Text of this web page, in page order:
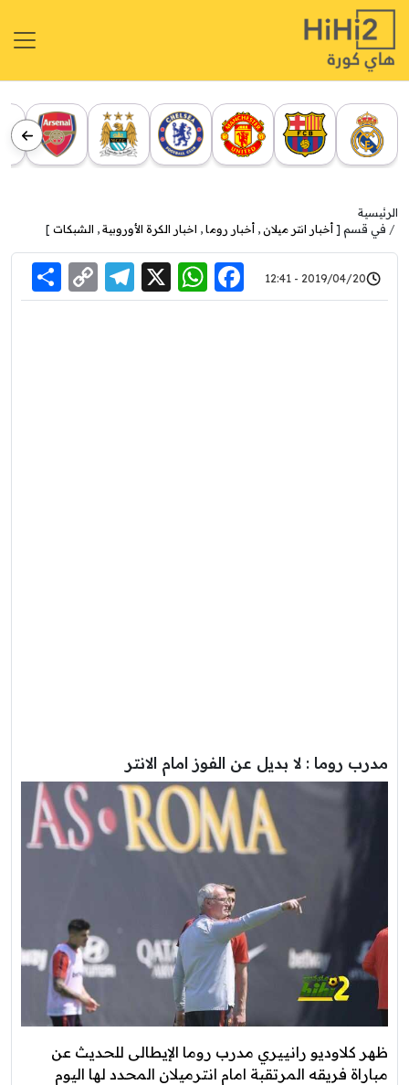
الرئيسية
في قسم [ أخبار انتر ميلان , أخبار روما , اخبار الكرة الأوروبية , الشبكات ]
2019/04/20 - 12:41
Facebook
WhatsApp
X
Link
مدرب روما : لا بديل عن الفوز امام الانتر
ظهر كلاوديو رانييري مدرب روما الإيطالى للحديث عن
مباراة فريقه المرتقبة امام انترميلان المحدد لها اليوم